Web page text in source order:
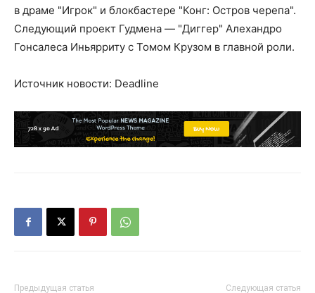
в драме "Игрок" и блокбастере "Конг: Остров черепа".
Следующий проект Гудмена — "Диггер" Алехандро
Гонсалеса Иньярриту с Томом Крузом в главной роли.
Источник новости: Deadline
Предыдущая статья Следующая статья